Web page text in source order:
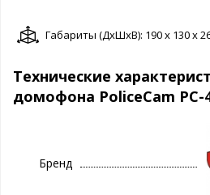
Габариты (ДxШxВ): 190 x 130 x
Технические
домофона PoliceCam PC-
Бренд